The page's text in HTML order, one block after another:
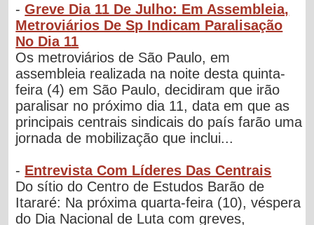
-Greve Dia 11 De Julho: Em Assembleia,
Metroviários De Sp Indicam Paralisação
No Dia 11
Os metroviários de São Paulo, em
assembleia realizada na noite desta quinta-
feira (4) em São Paulo, decidiram que irão
paralisar no próximo dia 11, data em que as
principais centrais sindicais do país farão uma
jornada de mobilização que inclui...
- Entrevista Com Líderes Das Centrais
Do sítio do Centro de Estudos Barão de
Itararé: Na próxima quarta-feira (10), véspera
do Dia Nacional de Luta com greves,